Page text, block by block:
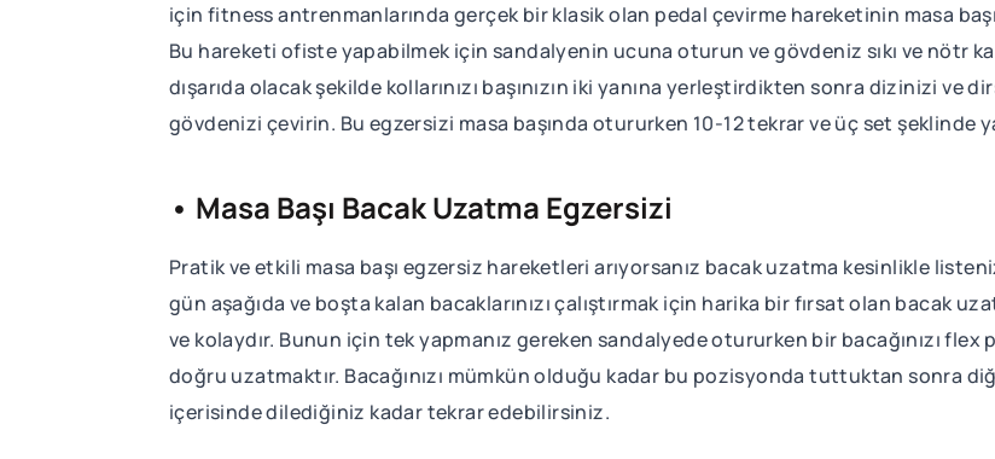
için fitness antrenmanlarında gerçek bir klasik olan pedal çevirme hareketinin masa
Bu hareketi ofiste yapabilmek için sandalyenin ucuna oturun ve gövdeniz sıkı ve nötr
dışarıda olacak şekilde kollarınızı başınızın iki yanına yerleştirdikten sonra dizinizi
gövdenizi çevirin. Bu egzersizi masa başında otururken 10-12 tekrar ve üç set şeklinde
• Masa Başı Bacak Uzatma Egzersizi
Pratik ve etkili masa başı egzersiz hareketleri arıyorsanız bacak uzatma kesinlikle
gün aşağıda ve boşta kalan bacaklarınızı çalıştırmak için harika bir fırsat olan bacak
ve kolaydır. Bunun için tek yapmanız gereken sandalyede otururken bir bacağınızı
doğru uzatmaktır. Bacağınızı mümkün olduğu kadar bu pozisyonda tuttuktan sonra
içerisinde dilediğiniz kadar tekrar edebilirsiniz.